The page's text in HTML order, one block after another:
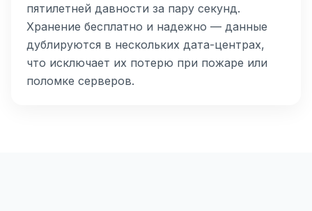
пятилетней давности за пару секунд.
Хранение бесплатно и надежно — данные
дублируются в нескольких дата-центрах,
что исключает их потерю при пожаре или
поломке серверов.